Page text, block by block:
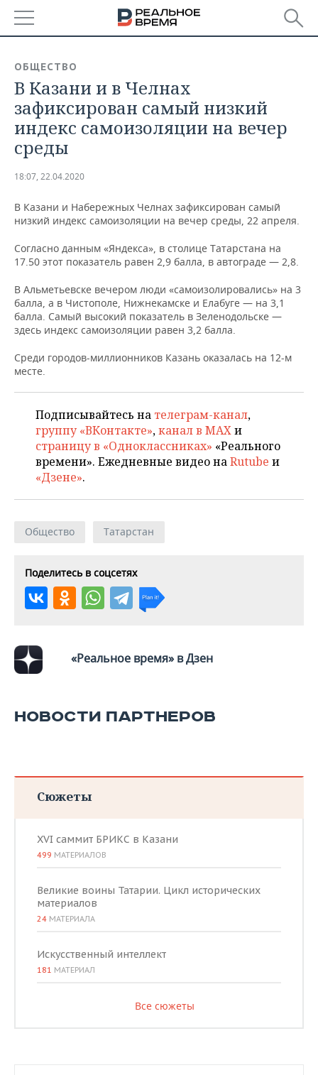
БАШКОРТОСТАН
ТАТАРСТАН
УДМУРТИЯ
НОВОСТИ
АНАЛИТИКА
НОВОСТИ АНАЛИТИКИ
ДЕКЛАРАЦИИ О ДОХОДАХ
КОРОЛИ ГОСЗАКАЗА ПФО
ВУЗЫ ТАТАРСТАНА
ТОРГОВЫЕ ЦЕНТРЫ
ТАТАРСТАНА
ЭКОНОМИКА
НОВОСТИ ЭКОНОМИКИ
ФИНАНСЫ
БАНКИ
ИНВЕСТИЦИИ
ПРОМЫШЛЕННОСТЬ
НОВОСТИ
ПРОМЫШЛЕННОСТИ
АГРОПРОМ
МАШИНОСТРОЕНИЕ
НЕФТЕХИМИЯ
НЕФТЬ
ЭНЕРГЕТИКА
НЕДВИЖИМОСТЬ
НОВОСТИ НЕДВИЖИМОСТИ
АВТО
НОВОСТИ БИЗНЕСА
ТРАНСПОРТ
УСЛУГИ
ТЕХНОЛОГИИ
IT
МЕДИА
ТЕЛЕКОММУНИКАЦИИ
НОВОСТИ МЕРОПРИЯТИЙ
ВЫЕЗДНАЯ РЕДАКЦИЯ
БИЗНЕС-БРАНЧИ
ONLINE-КОНФЕРЕНЦИИ
СПОРТ
НОВОСТИ СПОРТА
ФУТБОЛ
ХОККЕЙ
ВОЛЕЙБОЛ
КИБЕРСПОРТ
ФИГУРНОЕ КАТАНИЕ
ХОККЕЙ С МЯЧОМ
ОБЩЕСТВО
НОВОСТИ ОБЩЕСТВА
ВЛАСТЬ
ИСТОРИЯ
КУЛЬТУРА
МЕДИЦИНА
ПРОИСШЕСТВИЯ
ФОТОГАЛЕРЕЯ
СЮЖЕТЫ
СПИСОК ПЕРСОН
СПИСОК КОМПАНИЙ
ПОЛНАЯ ВЕРСИЯ
ОБЩЕСТВО
В Казани и в Челнах
зафиксирован самый низкий
индекс самоизоляции на вечер
среды
18:07, 22.04.2020
В Казани и Набережных Челнах зафиксирован самый
низкий индекс самоизоляции на вечер среды, 22 апреля.
Согласно данным «Яндекса», в столице Татарстана на
17.50 этот показатель равен 2,9 балла, в автограде — 2,8.
В Альметьевске вечером люди «самоизолировались» на 3
балла, а в Чистополе, Нижнекамске и Елабуге — на 3,1
балла. Самый высокий показатель в Зеленодольске —
здесь индекс самоизоляции равен 3,2 балла.
Среди городов-миллионников Казань оказалась на 12-м
месте.
Подписывайтесь на телеграм-канал,
группу «ВКонтакте»,канал в MAXи
страницу в «Одноклассниках» «Реального
времени». Ежедневные видео наRutube и
«Дзене».
Общество Татарстан
Поделитесь в соцсетях
«Реальное время» в Дзен
НОВОСТИ ПАРТНЕРОВ
Сюжеты
XVI саммит БРИКС в Казани
499 МАТЕРИАЛОВ
Великие воины Татарии. Цикл исторических
материалов
24 МАТЕРИАЛА
Искусственный интеллект
181 МАТЕРИАЛ
Все сюжеты